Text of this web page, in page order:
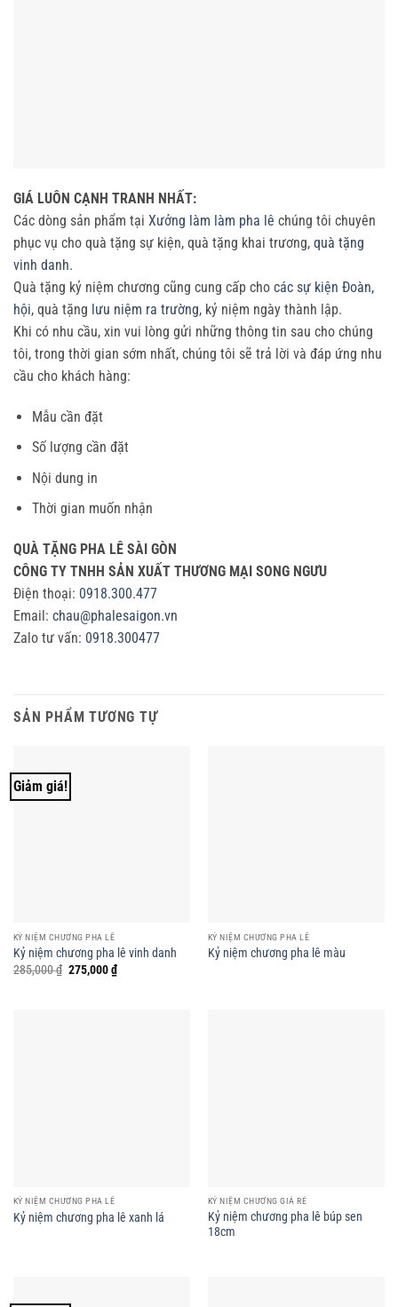
GIÁ LUÔN CẠNH TRANH NHẤT:
Các dòng sản phẩm tại Xưởng làm làm pha lê chúng tôi chuyên
phục vụ cho quà tặng sự kiện, quà tặng khai trương, quà tặng
vinh danh.
Quà tặng kỷ niệm chương cũng cung cấp cho các sự kiện Đoàn,
hội, quà tặng lưu niệm ra trường, kỷ niệm ngày thành lập.
Khi có nhu cầu, xin vui lòng gửi những thông tin sau cho chúng
tôi, trong thời gian sớm nhất, chúng tôi sẽ trả lời và đáp ứng nhu
cầu cho khách hàng:
Mẫu cần đặt
Số lượng cần đặt
Nội dung in
Thời gian muốn nhận
QUÀ TẶNG PHA LÊ SÀI GÒN
CÔNG TY TNHH SẢN XUẤT THƯƠNG MẠI SONG NGƯU
Điện thoại: 0918.300.477
Email: chau@phalesaigon.vn
Zalo tư vấn: 0918.300477
SẢN PHẨM TƯƠNG TỰ
Giảm giá!
KỶ NIỆM CHƯƠNG PHA LÊ
Kỷ niệm chương pha lê vinh danh
285,000₫ Giá
275,000₫Giá
hiện
KỶ NIỆM CHƯƠNG PHA LÊ
Kỷ niệm chương pha lê màu
KỶ NIỆM CHƯƠNG PHA LÊ
Kỷ niệm chương pha lê xanh lá
KỶ NIỆM CHƯƠNG GIÁ RẺ
Kỷ niệm chương pha lê búp sen
18cm